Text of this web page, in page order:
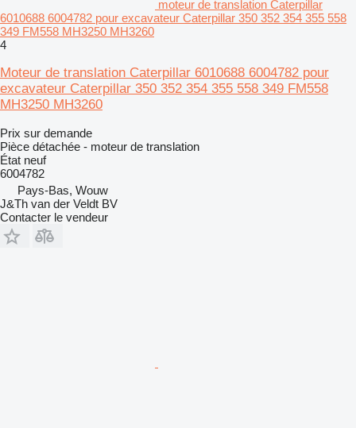
moteur de translation Caterpillar
6010688 6004782 pour excavateur Caterpillar 350 352 354 355 558
349 FM558 MH3250 MH3260
4
Moteur de translation Caterpillar 6010688 6004782 pour
excavateur Caterpillar 350 352 354 355 558 349 FM558
MH3250 MH3260
Prix sur demande
Pièce détachée - moteur de translation
État neuf
6004782
Pays-Bas, Wouw
J&Th van der Veldt BV
Contacter le vendeur